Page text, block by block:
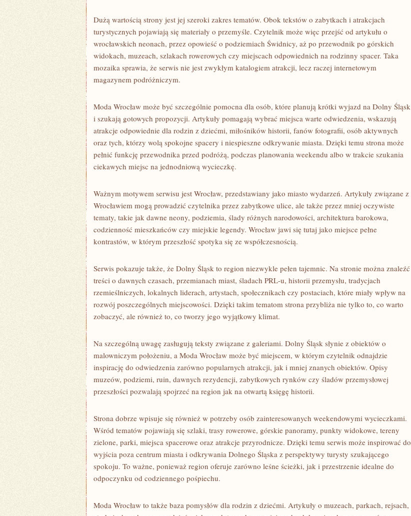
Dużą wartością strony jest jej szeroki zakres tematów. Obok tekstów o zabytkach i atrakcjach
turystycznych pojawiają się materiały o przemyśle. Czytelnik może więc przejść od artykułu o
wrocławskich neonach, przez opowieść o podziemiach Świdnicy, aż po przewodnik po górskich
widokach, muzeach, szlakach rowerowych czy miejscach odpowiednich na rodzinny spacer. Taka
mozaika sprawia, że serwis nie jest zwykłym katalogiem atrakcji, lecz raczej internetowym
magazynem podróżniczym.
Moda Wrocław może być szczególnie pomocna dla osób, które planują krótki wyjazd na Dolny Śląsk
i szukają gotowych propozycji. Artykuły pomagają wybrać miejsca warte odwiedzenia, wskazują
atrakcje odpowiednie dla rodzin z dziećmi, miłośników historii, fanów fotografii, osób aktywnych
oraz tych, którzy wolą spokojne spacery i niespieszne odkrywanie miasta. Dzięki temu strona może
pełnić funkcję przewodnika przed podróżą, podczas planowania weekendu albo w trakcie szukania
ciekawych miejsc na jednodniową wycieczkę.
Ważnym motywem serwisu jest Wrocław, przedstawiany jako miasto wydarzeń. Artykuły związane z
Wrocławiem mogą prowadzić czytelnika przez zabytkowe ulice, ale także przez mniej oczywiste
tematy, takie jak dawne neony, podziemia, ślady różnych narodowości, architektura barokowa,
codzienność mieszkańców czy miejskie legendy. Wrocław jawi się tutaj jako miejsce pełne
kontrastów, w którym przeszłość spotyka się ze współczesnością.
Serwis pokazuje także, że Dolny Śląsk to region niezwykle pełen tajemnic. Na stronie można znaleźć
treści o dawnych czasach, przemianach miast, śladach PRL-u, historii przemysłu, tradycjach
rzemieślniczych, lokalnych liderach, artystach, społecznikach czy postaciach, które miały wpływ na
rozwój poszczególnych miejscowości. Dzięki takim tematom strona przybliża nie tylko to, co warto
zobaczyć, ale również to, co tworzy jego wyjątkowy klimat.
Na szczególną uwagę zasługują teksty związane z galeriami. Dolny Śląsk słynie z obiektów o
malowniczym położeniu, a Moda Wrocław może być miejscem, w którym czytelnik odnajdzie
inspirację do odwiedzenia zarówno popularnych atrakcji, jak i mniej znanych obiektów. Opisy
muzeów, podziemi, ruin, dawnych rezydencji, zabytkowych rynków czy śladów przemysłowej
przeszłości pozwalają spojrzeć na region jak na otwartą księgę historii.
Strona dobrze wpisuje się również w potrzeby osób zainteresowanych weekendowymi wycieczkami.
Wśród tematów pojawiają się szlaki, trasy rowerowe, górskie panoramy, punkty widokowe, tereny
zielone, parki, miejsca spacerowe oraz atrakcje przyrodnicze. Dzięki temu serwis może inspirować do
wyjścia poza centrum miasta i odkrywania Dolnego Śląska z perspektywy turysty szukającego
spokoju. To ważne, ponieważ region oferuje zarówno leśne ścieżki, jak i przestrzenie idealne do
odpoczynku od codziennego pośpiechu.
Moda Wrocław to także baza pomysłów dla rodzin z dziećmi. Artykuły o muzeach, parkach, rejsach,